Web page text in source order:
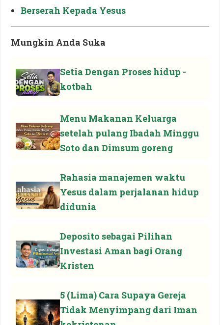
Berserah Kepada Yesus
Mungkin Anda Suka
Setia Dengan Proses hidup -
kotbah
Menu Makanan Keluarga
setelah pulang Ibadah Minggu
Soto dan Dimsum goreng
Rahasia manajemen waktu
Yesus dalam perjalanan hidup
didunia
Deposito sebagai Pilihan
Investasi Aman bagi Orang
Kristen
5 (Lima) Cara Supaya Gereja
Tidak Menyimpang dari Iman